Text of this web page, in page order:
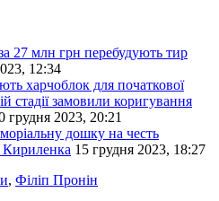
27 млн грн перебудують тир
12:34
харчоблок для початкової
стадії замовили коригування
грудня 2023, 20:21
дошку на честь
Кириленка 15 грудня 2023, 18:27
, Філіп Пронін